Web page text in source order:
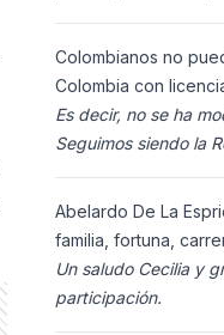
ciudadanos n
Colombianos no
Colombia con
Es decir, no se ha
Seguimos siendo la
Abelardo De La
familia, fortuna,
presidencial 2026.
Un saludo Cecilia y
participación.